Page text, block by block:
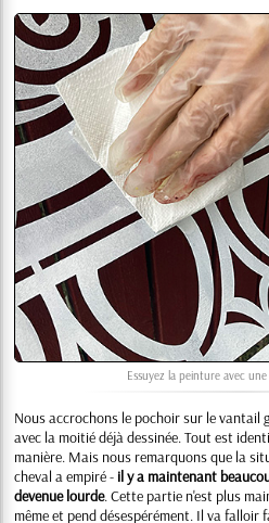
Essuyez la peinture avec
Nous accrochons le pochoir sur le vantail
avec la moitié déjà dessinée. Tout est
manière. Mais nous remarquons que la
cheval a empiré - il y a maintenant
devenue lourde. Cette partie n'est plus
même et pend désespérément. Il va falloir